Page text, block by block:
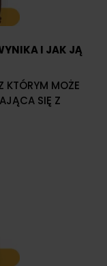
I JAK JĄ
KTÓRYM MOŻE
SIĘ Z